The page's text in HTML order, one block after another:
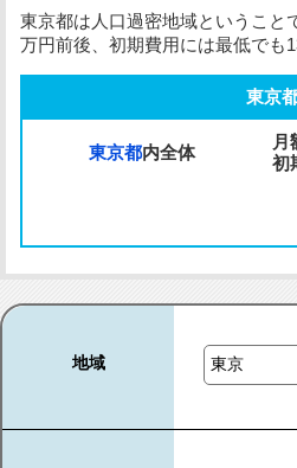
東京都は人口過密地域ということ
万円前後、 初期費用には最低でも
東京
東京都内全体
月
初
地域